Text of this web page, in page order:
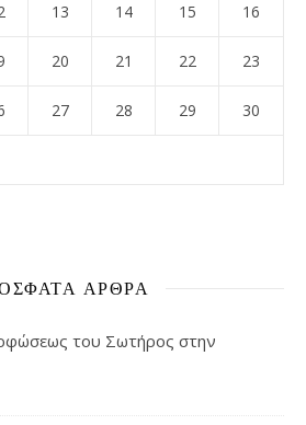
13 14 15 16
20 21 22 23
27 28 29 30
ΆΡΘΡΑ
του Σωτήρος στην